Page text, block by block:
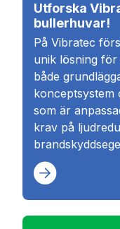
Utforska
bullerhuvar!
På Vibratec
unik lösning
både
konceptsystem
som är
krav på